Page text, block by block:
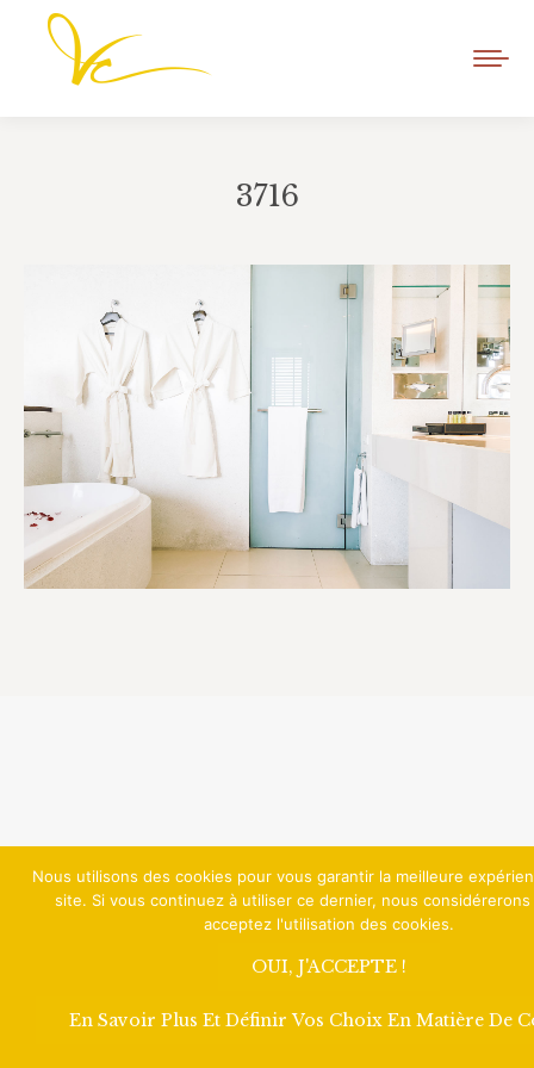
3716
Nous utilisons des cookies pour vous garantir la meilleure
site. Si vous continuez à utiliser ce dernier, nous
acceptez l'utilisation des cookies.
OUI, J'ACCEPTE !
En Savoir Plus Et Définir Vos Choix En Matière De